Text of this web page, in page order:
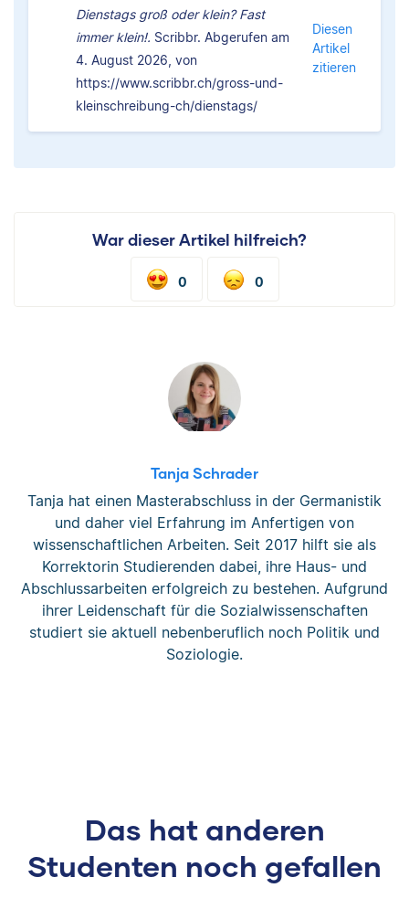
Dienstags groß oder klein? Fast
immer klein!. Scribbr. Abgerufen am
4. August 2026, von
https://www.scribbr.ch/gross-und-
kleinschreibung-ch/dienstags/
Diesen
Artikel
zitieren
War dieser Artikel hilfreich?
0 0
Tanja Schrader
Tanja hat einen Masterabschluss in der Germanistik
und daher viel Erfahrung im Anfertigen von
wissenschaftlichen Arbeiten. Seit 2017 hilft sie als
Korrektorin Studierenden dabei, ihre Haus- und
Abschlussarbeiten erfolgreich zu bestehen. Aufgrund
ihrer Leidenschaft für die Sozialwissenschaften
studiert sie aktuell nebenberuflich noch Politik und
Soziologie.
Das hat anderen
Studenten noch gefallen